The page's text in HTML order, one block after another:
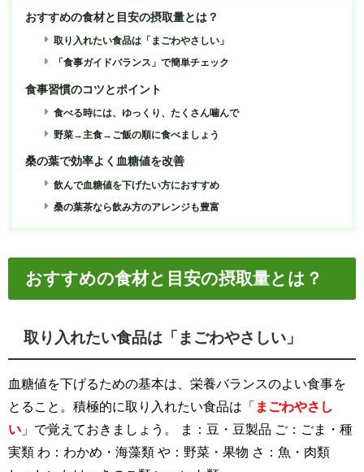
おすすめの食材と目安の摂取量とは？
取り入れたい食品は「まごわやさしい」
「食事ガイドバランス」で簡単チェック
食事習慣のコツとポイント
食べる時には、ゆっくり、たくさん噛んで
野菜→主食→ご飯の順に食べましょう
桑の葉で効率よく血糖値を改善
飲んで血糖値を下げたい方におすすめ
桑の葉茶なら飲み方のアレンジも豊富
おすすめの食材と目安の摂取量とは？
取り入れたい食品は「まごわやさしい」
血糖値を下げるための基本は、栄養バランスのよい食事を
とること。積極的に取り入れたい食品は「 まごわやさし
い 」で覚えておきましょう。 ま：豆・豆製品 ご：ごま・種
実類 わ：わかめ・海藻類 や：野菜・果物 さ：魚・肉類